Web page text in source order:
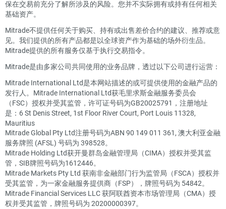
保在交易前充分了解所涉及的风险。您并不实际拥有或持有任何相关
基础资产。
Mitrade不提供任何关于购买、持有或出售差价合约的建议、推荐或意
见。我们提供的所有产品都是以全球资产作为基础的场外衍生品。
Mitrade提供的所有服务仅基于执行交易指令。
Mitrade是由多家公司共同使用的业务品牌，透过以下公司进行运营：
Mitrade International Ltd是本网站描述的或可提供使用的金融产品的
发行人。Mitrade International Ltd获毛里求斯金融服务委员会
（FSC）授权并受其监管，许可证号码为GB20025791，注册地址
是：6 St Denis Street, 1st Floor River Court, Port Louis 11328,
Mauritius
Mitrade Global Pty Ltd注册号码为ABN 90 149 011 361, 澳大利亚金融
服务牌照 (AFSL) 号码为 398528。
Mitrade Holding Ltd获开曼群岛金融管理局（CIMA）授权并受其监
管，SIB牌照号码为1612446。
Mitrade Markets Pty Ltd 获南非金融部门行为监管局（FSCA）授权并
受其监管，为一家金融服务提供商（FSP），牌照号码为 54842。
Mitrade Financial Services LLC 获阿联酋资本市场管理局（CMA）授
权并受其监管，牌照号码为 20200000397。